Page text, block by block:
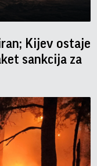
Kijev ostaje
sankcija za